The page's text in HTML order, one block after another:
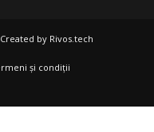
by Rivos.tech
și condiții